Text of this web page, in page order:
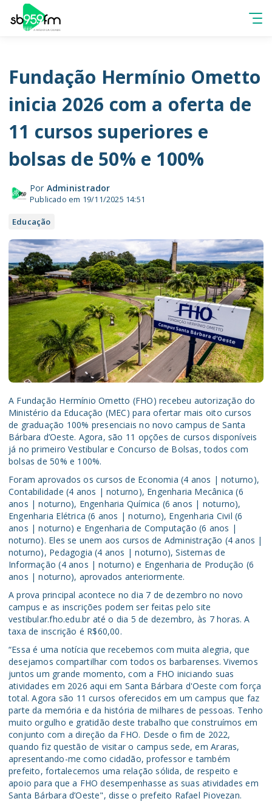
Fundação Hermínio Ometto
inicia 2026 com a oferta de
11 cursos superiores e
bolsas de 50% e 100%
Por Administrador
Publicado em 19/11/2025 14:51
Educação
A Fundação Hermínio Ometto (FHO) recebeu autorização do
Ministério da Educação (MEC) para ofertar mais oito cursos
de graduação 100% presenciais no novo campus de Santa
Bárbara d’Oeste. Agora, são 11 opções de cursos disponíveis
já no primeiro Vestibular e Concurso de Bolsas, todos com
bolsas de 50% e 100%.
Foram aprovados os cursos de Economia (4 anos | noturno),
Contabilidade (4 anos | noturno), Engenharia Mecânica (6
anos | noturno), Engenharia Química (6 anos | noturno),
Engenharia Elétrica (6 anos | noturno), Engenharia Civil (6
anos | noturno) e Engenharia de Computação (6 anos |
noturno). Eles se unem aos cursos de Administração (4 anos |
noturno), Pedagogia (4 anos | noturno), Sistemas de
Informação (4 anos | noturno) e Engenharia de Produção (6
anos | noturno), aprovados anteriormente.
A prova principal acontece no dia 7 de dezembro no novo
campus e as inscrições podem ser feitas pelo site
vestibular.fho.edu.br até o dia 5 de dezembro, às 7 horas. A
taxa de inscrição é R$60,00.
“Essa é uma notícia que recebemos com muita alegria, que
desejamos compartilhar com todos os barbarenses. Vivemos
juntos um grande momento, com a FHO iniciando suas
atividades em 2026 aqui em Santa Bárbara d'Oeste com força
total. Agora são 11 cursos oferecidos em um campus que faz
parte da memória e da história de milhares de pessoas. Tenho
muito orgulho e gratidão deste trabalho que construímos em
conjunto com a direção da FHO. Desde o fim de 2022,
quando fiz questão de visitar o campus sede, em Araras,
apresentando-me como cidadão, professor e também
prefeito, fortalecemos uma relação sólida, de respeito e
apoio para que a FHO desempenhasse as suas atividades em
Santa Bárbara d’Oeste", disse o prefeito Rafael Piovezan.